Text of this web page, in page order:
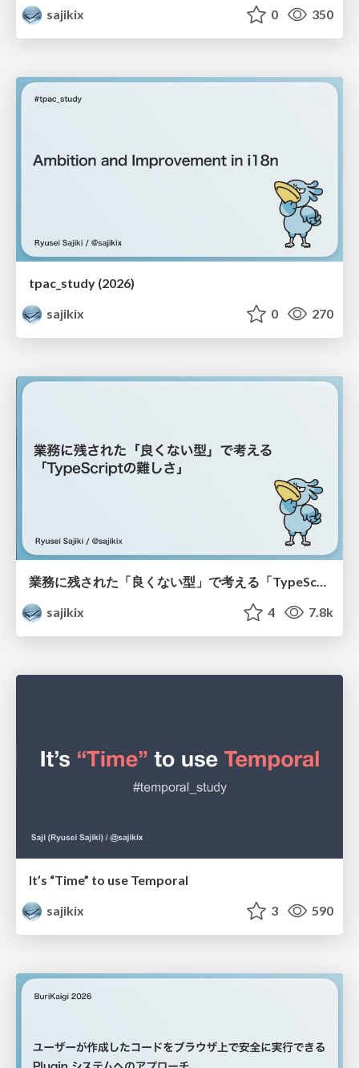
sajikix
0 350
tpac_study (2026)
sajikix
0 270
業務に残された「良くない型」で考える「TypeScriptの難しさ」
sajikix
4 7.8k
It’s “Time” to use Temporal
sajikix
3 590